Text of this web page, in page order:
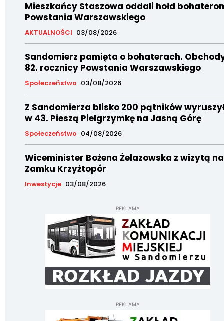
Mieszkańcy Staszowa oddali hołd
Powstania Warszawskiego
AKTUALNOŚCI 03/08/2026
Sandomierz pamięta o bohaterach.
82. rocznicy Powstania Warszawskiego
Społeczeństwo 03/08/2026
Z Sandomierza blisko 200 pątników
w 43. Pieszą Pielgrzymkę na Jasną Górę
Społeczeństwo 04/08/2026
Wiceminister Bożena Żelazowska z wizytą na
Zamku Krzyżtopór
Inwestycje 03/08/2026
REKLAMA
REKLAMA